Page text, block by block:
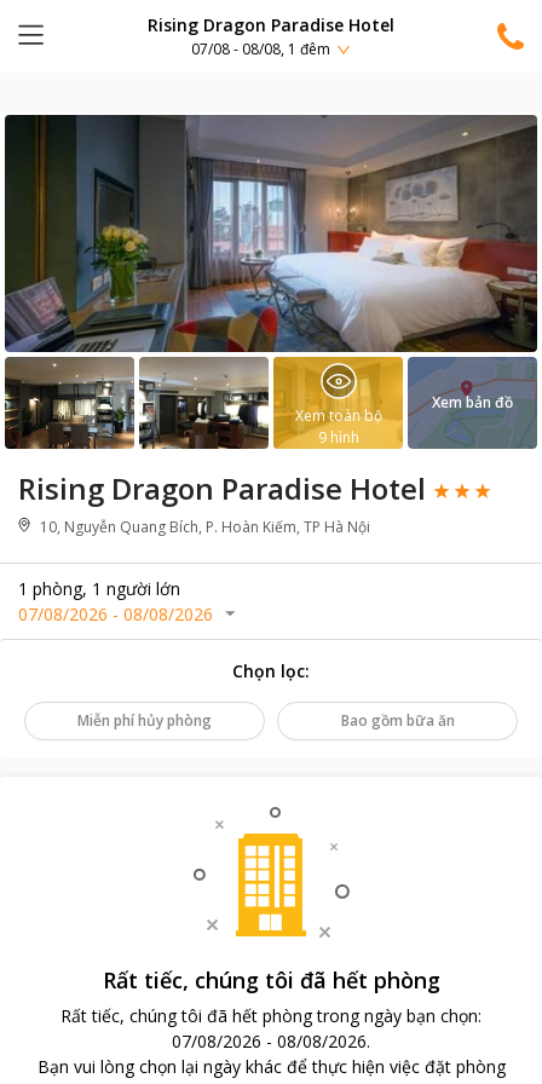
Rising Dragon Paradise Hotel
07/08 - 08/08, 1 đêm
Rising Dragon Paradise Hotel
10, Nguyễn Quang Bích, P. Hoàn Kiếm, TP Hà Nội
1 phòng, 1 người lớn
07/08/2026 - 08/08/2026
Xem toàn bộ
9 hình
Xem bản đồ
Chọn lọc:
Miễn phí hủy phòng Bao gồm bữa ăn
Rất tiếc, chúng tôi đã hết phòng
Rất tiếc, chúng tôi đã hết phòng trong ngày bạn chọn:
07/08/2026 - 08/08/2026.
Bạn vui lòng chọn lại ngày khác để thực hiện việc đặt phòng